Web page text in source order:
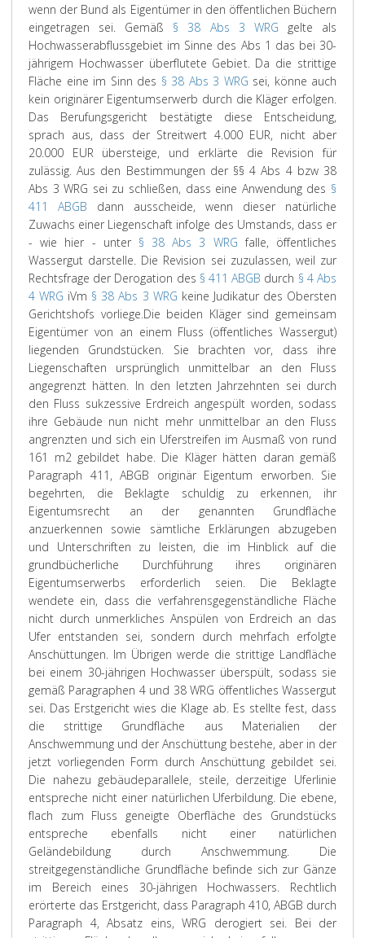
wenn der Bund als Eigentümer in den öffentlichen Büchern
eingetragen sei. Gemäß § 38 Abs 3 WRG gelte als
Hochwasserabflussgebiet im Sinne des Abs 1 das bei 30-
jährigem Hochwasser überflutete Gebiet. Da die strittige
Fläche eine im Sinn des § 38 Abs 3 WRG sei, könne auch
kein originärer Eigentumserwerb durch die Kläger erfolgen.
Das Berufungsgericht bestätigte diese Entscheidung,
sprach aus, dass der Streitwert 4.000 EUR, nicht aber
20.000 EUR übersteige, und erklärte die Revision für
zulässig. Aus den Bestimmungen der §§ 4 Abs 4 bzw 38
Abs 3 WRG sei zu schließen, dass eine Anwendung des §
411 ABGB dann ausscheide, wenn dieser natürliche
Zuwachs einer Liegenschaft infolge des Umstands, dass er
- wie hier - unter § 38 Abs 3 WRG falle, öffentliches
Wassergut darstelle. Die Revision sei zuzulassen, weil zur
Rechtsfrage der Derogation des § 411 ABGB durch § 4 Abs
4 WRG iVm § 38 Abs 3 WRG keine Judikatur des Obersten
Gerichtshofs vorliege.Die beiden Kläger sind gemeinsam
Eigentümer von an einem Fluss (öffentliches Wassergut)
liegenden Grundstücken. Sie brachten vor, dass ihre
Liegenschaften ursprünglich unmittelbar an den Fluss
angegrenzt hätten. In den letzten Jahrzehnten sei durch
den Fluss sukzessive Erdreich angespült worden, sodass
ihre Gebäude nun nicht mehr unmittelbar an den Fluss
angrenzten und sich ein Uferstreifen im Ausmaß von rund
161 m2 gebildet habe. Die Kläger hätten daran gemäß
Paragraph 411, ABGB originär Eigentum erworben. Sie
begehrten, die Beklagte schuldig zu erkennen, ihr
Eigentumsrecht an der genannten Grundfläche
anzuerkennen sowie sämtliche Erklärungen abzugeben
und Unterschriften zu leisten, die im Hinblick auf die
grundbücherliche Durchführung ihres originären
Eigentumserwerbs erforderlich seien. Die Beklagte
wendete ein, dass die verfahrensgegenständliche Fläche
nicht durch unmerkliches Anspülen von Erdreich an das
Ufer entstanden sei, sondern durch mehrfach erfolgte
Anschüttungen. Im Übrigen werde die strittige Landfläche
bei einem 30-jährigen Hochwasser überspült, sodass sie
gemäß Paragraphen 4 und 38 WRG öffentliches Wassergut
sei. Das Erstgericht wies die Klage ab. Es stellte fest, dass
die strittige Grundfläche aus Materialien der
Anschwemmung und der Anschüttung bestehe, aber in der
jetzt vorliegenden Form durch Anschüttung gebildet sei.
Die nahezu gebäudeparallele, steile, derzeitige Uferlinie
entspreche nicht einer natürlichen Uferbildung. Die ebene,
flach zum Fluss geneigte Oberfläche des Grundstücks
entspreche ebenfalls nicht einer natürlichen
Geländebildung durch Anschwemmung. Die
streitgegenständliche Grundfläche befinde sich zur Gänze
im Bereich eines 30-jährigen Hochwassers. Rechtlich
erörterte das Erstgericht, dass Paragraph 410, ABGB durch
Paragraph 4, Absatz eins, WRG derogiert sei. Bei der